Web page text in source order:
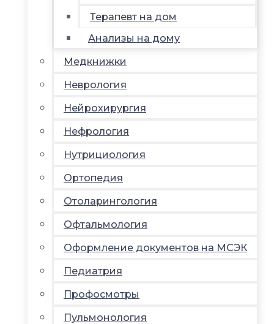
Терапевт на дом
Анализы на дому
Медкнижки
Неврология
Нейрохирургия
Нефрология
Нутрициология
Ортопедия
Отоларингология
Офтальмология
Оформление документов на МСЭК
Педиатрия
Профосмотры
Пульмонология